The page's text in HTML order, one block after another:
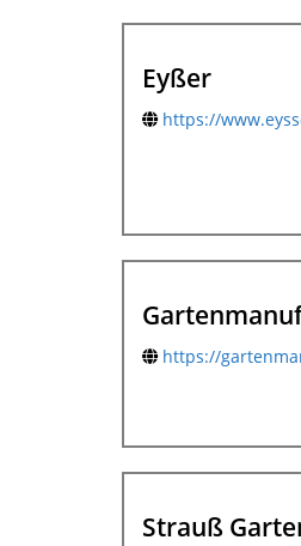
Eyßer
https://
https://
Strauß